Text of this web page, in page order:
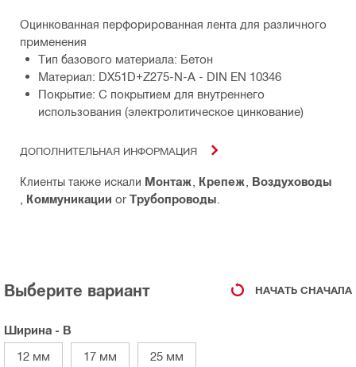
Оцинкованная перфорированная лента для различного
применения
Тип базового материала: Бетон
Материал: DX51D+Z275-N-A - DIN EN 10346
Покрытие: С покрытием для внутреннего
использования (электролитическое цинкование)
ДОПОЛНИТЕЛЬНАЯ ИНФОРМАЦИЯ
Клиенты также искали Монтаж Крепеж
Воздуховоды
Коммуникации or Трубопроводы
Выберите вариант НАЧАТЬ СНАЧАЛА
Ширина - B
12 мм
17 мм 25 мм